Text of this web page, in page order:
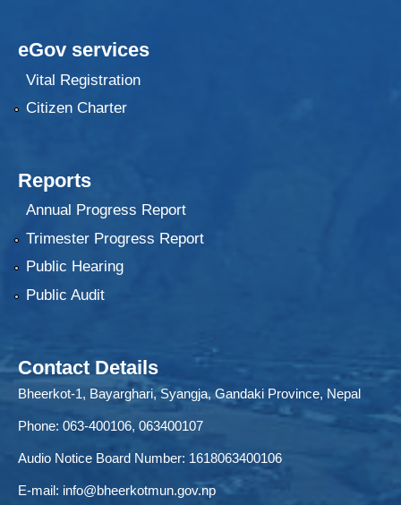
eGov services
Vital Registration
Citizen Charter
Reports
Annual Progress Report
Trimester Progress Report
Public Hearing
Public Audit
Contact Details
Bheerkot-1, Bayarghari, Syangja, Gandaki Province, Nepal
Phone: 063-400106, 063400107
Audio Notice Board Number: 1618063400106
E-mail: info@bheerkotmun.gov.np